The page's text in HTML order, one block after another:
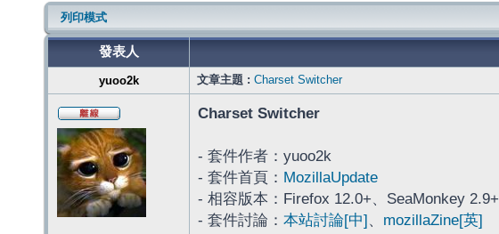
列印模式
發表人
yuoo2k 文章主題 : Charset Switcher
Charset Switcher
- 套件作者：yuoo2k
- 套件首頁： MozillaUpdate
- 相容版本：Firefox 12.0+、SeaMonkey 2.9+
- 套件討論： 本站討論[中]、 mozillaZine[英]